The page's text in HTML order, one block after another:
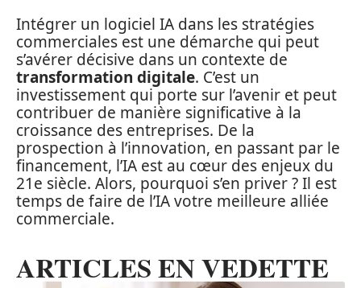
Intégrer un logiciel IA dans les stratégies
commerciales est une démarche qui peut
s’avérer décisive dans un contexte de
transformation digitale. C’est un
investissement qui porte sur l’avenir et peut
contribuer de manière significative à la
croissance des entreprises. De la
prospection à l’innovation, en passant par le
financement, l’IA est au cœur des enjeux du
21e siècle. Alors, pourquoi s’en priver ? Il est
temps de faire de l’IA votre meilleure alliée
commerciale.
ARTICLES EN VEDETTE